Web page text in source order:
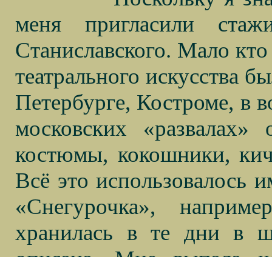
меня пригласили
Станиславского. Мало
театрального искусства
Петербурге, Костроме, в
московских
костюмы, кокошники,
Всё это использовалось
«Снегурочка»,
хранилась в те дни в